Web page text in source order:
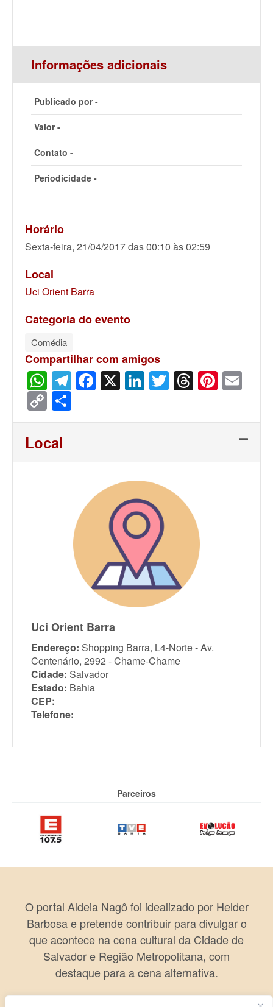
Informações adicionais
Publicado por -
Valor -
Contato -
Periodicidade -
Horário
Sexta-feira, 21/04/2017 das 00:10 às 02:59
Local
Uci Orient Barra
Categoria do evento
Comédia
Compartilhar com amigos
WhatsApp
Telegram
Facebook
X LinkedIn
Twitter
Threads
Copy
Link
Local
Uci Orient Barra
Endereço: Shopping Barra, L4-Norte - Av.
Centenário, 2992 - Chame-Chame
Cidade: Salvador
Estado: Bahia
CEP:
Telefone:
Parceiros
O portal Aldeia Nagô foi idealizado por Helder
Barbosa e pretende contribuir para divulgar o
que acontece na cena cultural da Cidade de
Salvador e Região Metropolitana, com
destaque para a cena alternativa.